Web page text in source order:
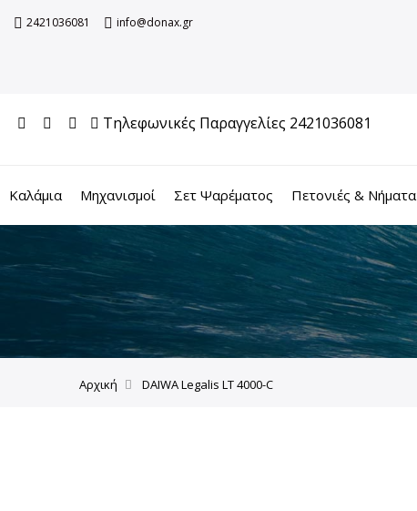
2421036081 info@donax.gr
Τηλεφωνικές Παραγγελίες 2421036081
Καλάμια Μηχανισμοί Σετ Ψαρέματος Πετονιές & Νήματα
Αρχική DAIWA Legalis LT 4000-C